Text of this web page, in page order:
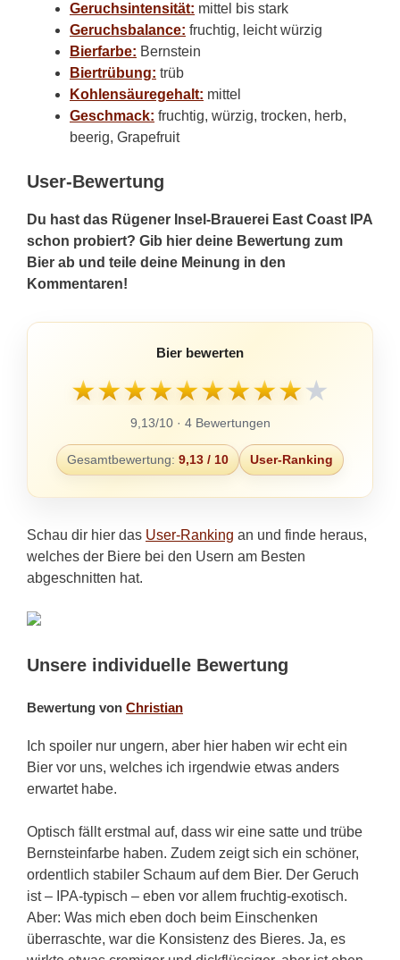
Geruchsintensität: mittel bis stark
Geruchsbalance: fruchtig, leicht würzig
Bierfarbe: Bernstein
Biertrübung: trüb
Kohlensäuregehalt: mittel
Geschmack: fruchtig, würzig, trocken, herb,
beerig, Grapefruit
User-Bewertung
Du hast das Rügener Insel-Brauerei East Coast IPA
schon probiert? Gib hier deine Bewertung zum
Bier ab und teile deine Meinung in den
Kommentaren!
Bier bewerten
★★★★★★★★★★
9,13/10 · 4 Bewertungen
Gesamtbewertung: 9,13 / 10 User-Ranking
Schau dir hier das User-Ranking an und finde heraus,
welches der Biere bei den Usern am Besten
abgeschnitten hat.
Unsere individuelle Bewertung
Bewertung von Christian
Ich spoiler nur ungern, aber hier haben wir echt ein
Bier vor uns, welches ich irgendwie etwas anders
erwartet habe.
Optisch fällt erstmal auf, dass wir eine satte und trübe
Bernsteinfarbe haben. Zudem zeigt sich ein schöner,
ordentlich stabiler Schaum auf dem Bier. Der Geruch
ist – IPA-typisch – eben vor allem fruchtig-exotisch.
Aber: Was mich eben doch beim Einschenken
überraschte, war die Konsistenz des Bieres. Ja, es